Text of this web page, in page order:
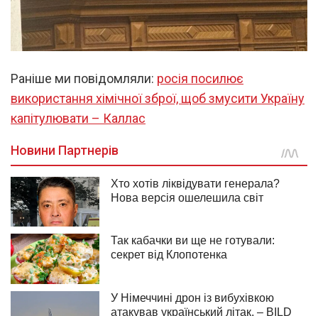
Раніше ми повідомляли: росія посилює
використання хімічної зброї, щоб змусити Україну
капітулювати – Каллас